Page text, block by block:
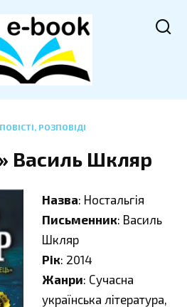
ПОВІСТІ, РОЗПОВІДІ
Василь Шкляр
Назва: Ностальгія
Письменник: Василь
Шкляр
Рік: 2014
Жанри: Сучасна
українська література,